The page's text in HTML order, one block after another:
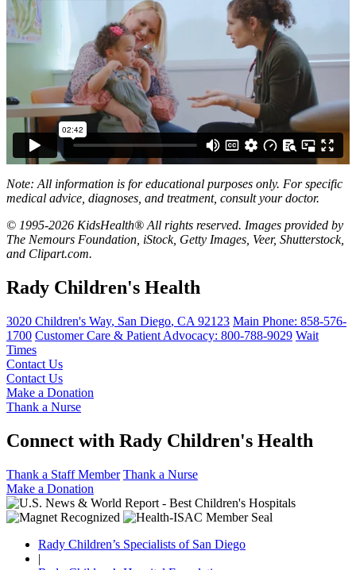
Note: All information is for educational purposes only. For specific
medical advice, diagnoses, and treatment, consult your doctor.
© 1995-2026 KidsHealth® All rights reserved. Images provided by
The Nemours Foundation, iStock, Getty Images, Veer, Shutterstock,
and Clipart.com.
Rady Children's Health
3020 Children's Way, San Diego, CA 92123 Main Phone: 858-576-
1700 Customer Care & Patient Advocacy: 800-788-9029 Wait
Times
Contact Us
Contact Us
Make a Donation
Thank a Nurse
Connect with Rady Children's Health
Thank a Staff Member Thank a Nurse
Make a Donation
Rady Children’s Specialists of San Diego
|